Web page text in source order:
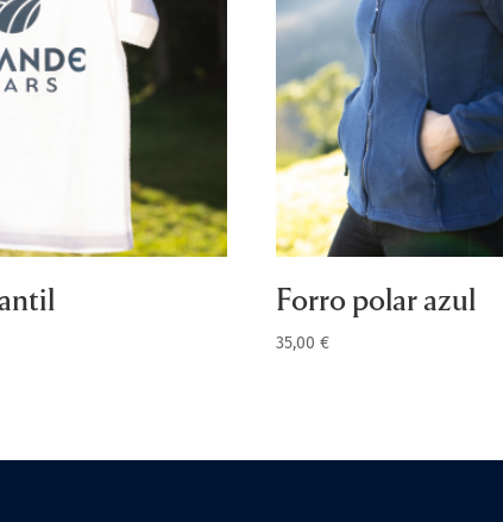
Forro polar azul
35,00€